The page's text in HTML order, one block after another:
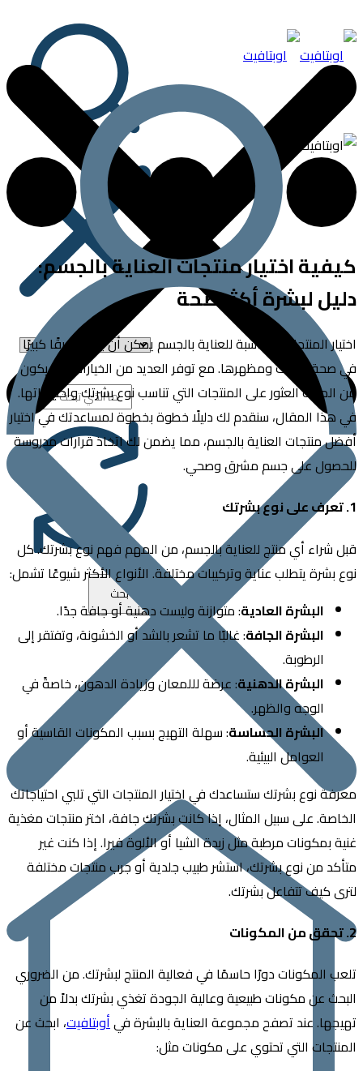
اختيار منتجات العناية بالجسم:
لبشرة أكثر صحة
المنتجات المناسبة للعناية بالجسم يمكن أن يحدث فرقًا كبيرًا
بشرتك ومظهرها. مع توفر العديد من الخيارات، قد يكون
العثور على المنتجات التي تناسب نوع بشرتك واحتياجاتها.
المقال، سنقدم لك دليلًا خطوة بخطوة لمساعدتك في اختيار
منتجات العناية بالجسم، مما يضمن لك اتخاذ قرارات مدروسة
على جسم مشرق وصحي.
أي منتج للعناية بالجسم، من المهم فهم نوع بشرتك. كل
يتطلب عناية وتركيبات مختلفة. الأنواع الأكثر شيوعًا تشمل:
البشرة العادية: متوازنة وليست دهنية أو جافة جدًا.
البشرة الجافة: غالبًا ما تشعر بالشد أو الخشونة، وتفتقر إلى
الرطوبة.
البشرة الدهنية: عرضة لللمعان وزيادة الدهون، خاصةً في
الوجه والظهر.
البشرة الحساسة: سهلة التهيج بسبب المكونات القاسية أو
العوامل البيئية.
نوع بشرتك ستساعدك في اختيار المنتجات التي تلبي احتياجاتك
على سبيل المثال، إذا كانت بشرتك جافة، اختر منتجات مغذية
مرطبة مثل زبدة الشيا أو الألوة فيرا. إذا كنت غير
من نوع بشرتك، استشر طبيب جلدية أو جرب منتجات مختلفة
كيف تتفاعل بشرتك.
دورًا حاسمًا في فعالية المنتج لبشرتك. من الضروري
عن مكونات طبيعية وعالية الجودة تغذي بشرتك بدلاً من
عند تصفح مجموعة العناية بالبشرة فيأوبتافيت، ابحث عن
التي تحتوي على مكونات مثل: